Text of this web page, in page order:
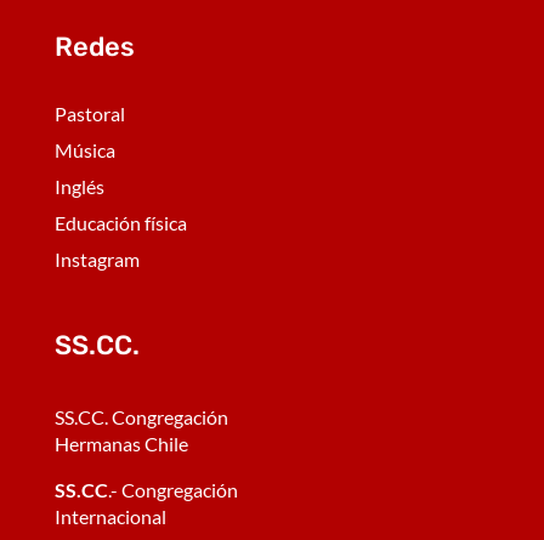
Redes
Pastoral
Música
Inglés
Educación física
Instagram
SS.CC.
SS.CC. Congregación
Hermanas Chile
SS.CC.- Congregación
Internacional